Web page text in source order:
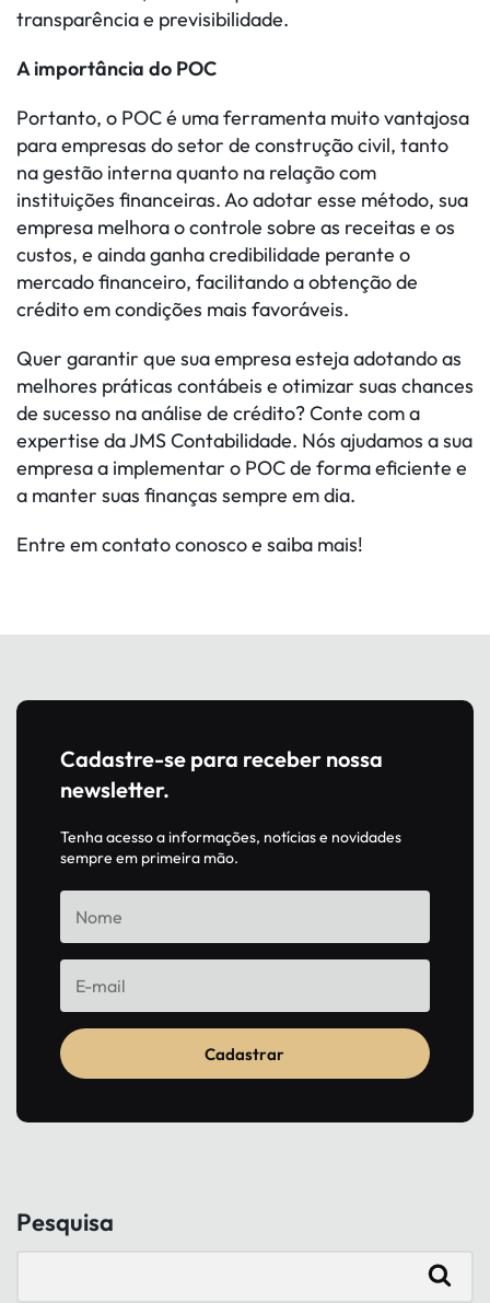
transparência e previsibilidade.
A importância do POC
Portanto, o POC é uma ferramenta muito vantajosa
para empresas do setor de construção civil, tanto
na gestão interna quanto na relação com
instituições financeiras. Ao adotar esse método, sua
empresa melhora o controle sobre as receitas e os
custos, e ainda ganha credibilidade perante o
mercado financeiro, facilitando a obtenção de
crédito em condições mais favoráveis.
Quer garantir que sua empresa esteja adotando as
melhores práticas contábeis e otimizar suas chances
de sucesso na análise de crédito? Conte com a
expertise da JMS Contabilidade. Nós ajudamos a sua
empresa a implementar o POC de forma eficiente e
a manter suas finanças sempre em dia.
Entre em contato conosco e saiba mais!
Cadastre-se para receber nossa
newsletter.
Tenha acesso a informações, notícias e novidades
sempre em primeira mão.
Cadastrar
Pesquisa